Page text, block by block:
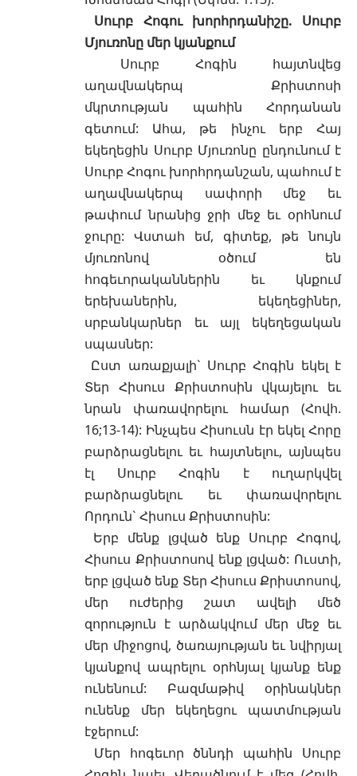
Սուրբ Հոգու խորհրդանիշը. Սուրբ
Մյուռոնը մեր կյանքում
Սուրբ Հոգին հայտնվեց
աղավնակերպ Քրիստոսի
մկրտության պահին Հորդանան
գետում: Ահա, թե ինչու երբ Հայ
եկեղեցին Սուրբ Մյուռոնը ընդունում է
Սուրբ Հոգու խորհրդանշան, պահում է
աղավնակերպ սափորի մեջ եւ
թափում նրանից ջրի մեջ եւ օրհնում
ջուրը: Վստահ եմ, գիտեք, թե նույն
մյուռոնով օծում են
հոգեւորականներին եւ կնքում
երեխաներին, եկեղեցիներ,
սրբանկարներ եւ այլ եկեղեցական
սպասներ:
Ըստ առաքյալի` Սուրբ Հոգին եկել է
Տեր Հիսուս Քրիստոսին վկայելու եւ
նրան փառավորելու համար (Հովհ.
16;13-14): Ինչպես Հիսուսն էր եկել Հորը
բարձրացնելու եւ հայտնելու, այնպես
էլ Սուրբ Հոգին է ուղարկվել
բարձրացնելու եւ փառավորելու
Որդուն` Հիսուս Քրիստոսին:
Երբ մենք լցված ենք Սուրբ Հոգով,
Հիսուս Քրիստոսով ենք լցված: Ուստի,
երբ լցված ենք Տեր Հիսուս Քրիստոսով,
մեր ուժերից շատ ավելի մեծ
զորություն է արձակվում մեր մեջ եւ
մեր միջոցով, ծառայության եւ նվիրյալ
կյանքով ապրելու օրհնյալ կյանք ենք
ունենում: Բազմաթիվ օրինակներ
ունենք մեր եկեղեցու պատմության
էջերում:
Մեր հոգեւոր ծննդի պահին Սուրբ